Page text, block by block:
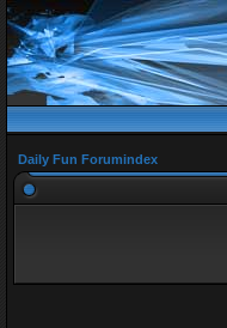
Daily Fun Forumindex